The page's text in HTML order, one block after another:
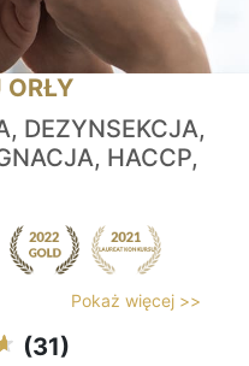
ORŁY
DEZYNSEKCJA,
HACCP,
Pokaż więcej >>
(31)